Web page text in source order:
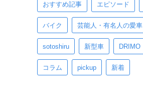
おすすめ記事 エピソード
バイク 芸能人・有名人の愛車
sotoshiru 新型車 DRIMO
コラム pickup 新着